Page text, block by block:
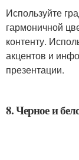
Используйте
гармоничной
контенту.
акцентов и
презентации.
8. Черное и